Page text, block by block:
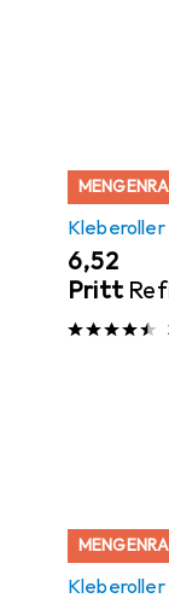
Kleberoller
EUR
6,52
Pritt
Kleberoller